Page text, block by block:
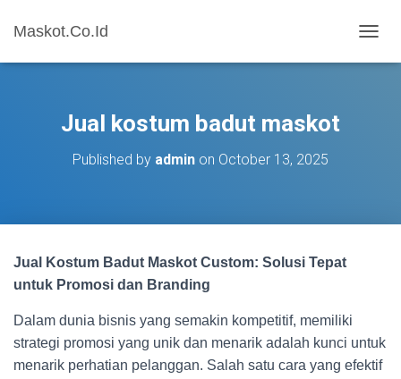
Maskot.Co.Id
O
Jual kostum badut maskot
Published by admin on October 13, 2025
Jual Kostum Badut Maskot Custom: Solusi Tepat
untuk Promosi dan Branding
Dalam dunia bisnis yang semakin kompetitif, memiliki
strategi promosi yang unik dan menarik adalah kunci untuk
menarik perhatian pelanggan. Salah satu cara yang efektif